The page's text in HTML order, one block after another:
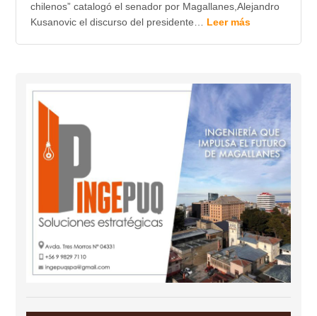
chilenos” catalogó el senador por Magallanes,Alejandro
Kusanovic el discurso del presidente… Leer más